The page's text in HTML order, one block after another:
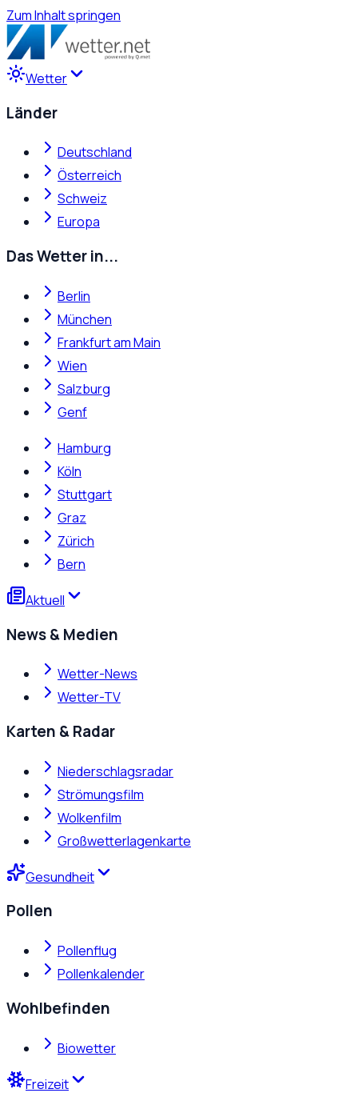
Zum Inhalt springen
Wetter
Länder
Deutschland
Österreich
Schweiz
Europa
Das Wetter in...
Berlin
München
Frankfurt am Main
Wien
Salzburg
Genf
Hamburg
Köln
Stuttgart
Graz
Zürich
Bern
Aktuell
News & Medien
Wetter-News
Wetter-TV
Karten & Radar
Niederschlagsradar
Strömungsfilm
Wolkenfilm
Großwetterlagenkarte
Gesundheit
Pollen
Pollenflug
Pollenkalender
Wohlbefinden
Biowetter
Freizeit